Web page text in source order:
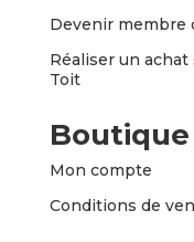
Devenir membre
Réaliser un
Toit
Mon compte
Conditions de